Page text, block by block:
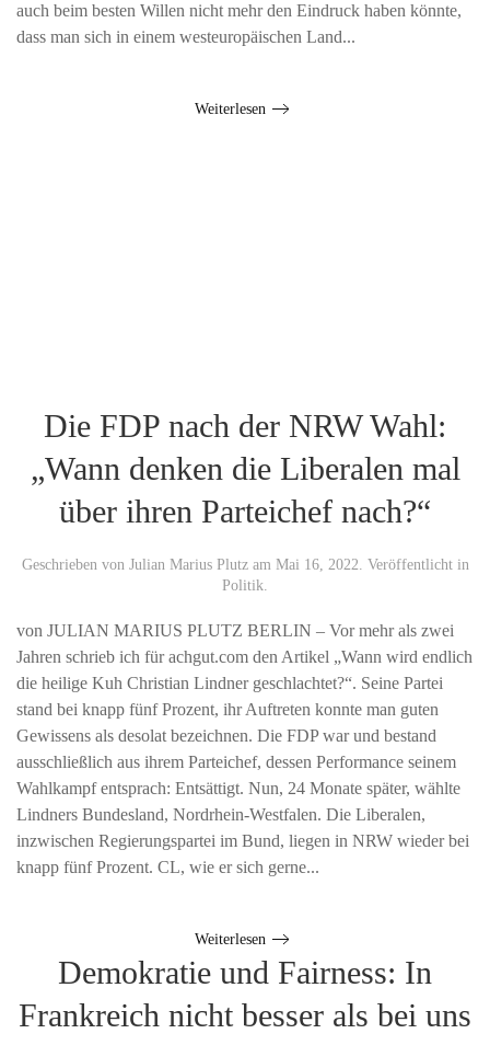
auch beim besten Willen nicht mehr den Eindruck haben könnte,
dass man sich in einem westeuropäischen Land...
Weiterlesen
Die FDP nach der NRW Wahl:
„Wann denken die Liberalen mal
über ihren Parteichef nach?“
Geschrieben von Julian Marius Plutzam Mai 16, 2022 . Veröffentlicht in
Politik
von JULIAN MARIUS PLUTZ BERLIN – Vor mehr als zwei
Jahren schrieb ich für achgut.com den Artikel „Wann wird endlich
die heilige Kuh Christian Lindner geschlachtet?“. Seine Partei
stand bei knapp fünf Prozent, ihr Auftreten konnte man guten
Gewissens als desolat bezeichnen. Die FDP war und bestand
ausschließlich aus ihrem Parteichef, dessen Performance seinem
Wahlkampf entsprach: Entsättigt. Nun, 24 Monate später, wählte
Lindners Bundesland, Nordrhein-Westfalen. Die Liberalen,
inzwischen Regierungspartei im Bund, liegen in NRW wieder bei
knapp fünf Prozent. CL, wie er sich gerne...
Weiterlesen
Demokratie und Fairness: In
Frankreich nicht besser als bei uns